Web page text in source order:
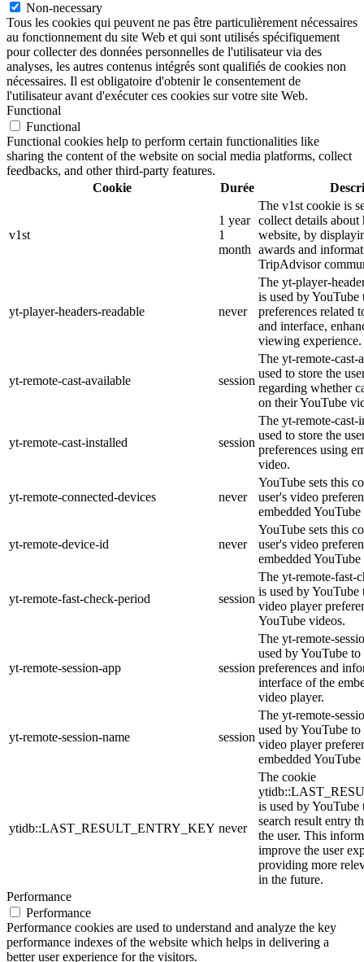
Non-necessary
Tous les cookies qui peuvent ne pas être particulièrement nécessaires
au fonctionnement du site Web et qui sont utilisés spécifiquement
pour collecter des données personnelles de l'utilisateur via des
analyses, les autres contenus intégrés sont qualifiés de cookies non
nécessaires. Il est obligatoire d'obtenir le consentement de
l'utilisateur avant d'exécuter ces cookies sur votre site Web.
Functional
Functional
Functional cookies help to perform certain functionalities like
sharing the content of the website on social media platforms, collect
feedbacks, and other third-party features.
Cookie
Durée
v1st
1 year
1
month
The v1st cookie is
collect details
website, by
awards and
TripAdvisor
yt-player-headers-readable never
The yt-player-
is used by YouTube
preferences related
and interface,
viewing experience.
yt-remote-cast-available session
The yt-remote-cast-
used to store the
regarding whether
on their YouTube
yt-remote-cast-installed session
The yt-remote-cast-
used to store the
preferences using
video.
yt-remote-connected-devices never
YouTube sets this
user's video
embedded
yt-remote-device-id never
YouTube sets this
user's video
embedded
yt-remote-fast-check-period session
The yt-remote-fast-
is used by YouTube
video player
YouTube videos.
yt-remote-session-app session
The yt-remote-
used by YouTube to
preferences and
interface of the
video player.
yt-remote-session-name session
The yt-remote-
used by YouTube to
video player
embedded
ytidb::LAST_RESULT_ENTRY_KEY never
The cookie
is used by YouTube
search result entry
the user. This
improve the user
providing more
in the future.
Performance
Performance
Performance cookies are used to understand and analyze the key
performance indexes of the website which helps in delivering a
better user experience for the visitors.